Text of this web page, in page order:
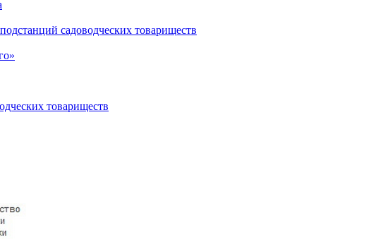
садоводческих товариществ
товариществ